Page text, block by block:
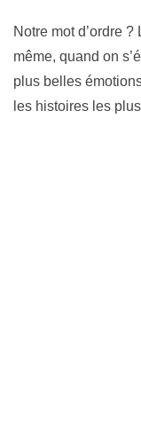
Notre mot d’ordre ?
même, quand on
plus belles
les histoires les